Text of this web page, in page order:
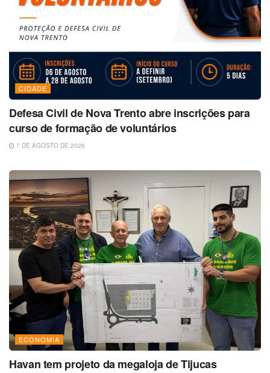
CIDADE
Defesa Civil de Nova Trento abre inscrições para
curso de formação de voluntários
7 DE AGOSTO DE 2026
ECONOMIA
Havan tem projeto da megaloja de Tijucas